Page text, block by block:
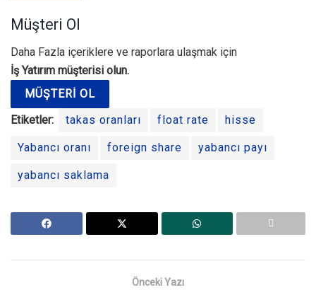
Müşteri Ol
Daha Fazla içeriklere ve raporlara ulaşmak için
İş Yatırım müşterisi olun.
MÜŞTERI OL
Etiketler:
takas oranları float rate hisse
Yabancı oranı foreign share yabancı payı
yabancı saklama
Önceki Yazı